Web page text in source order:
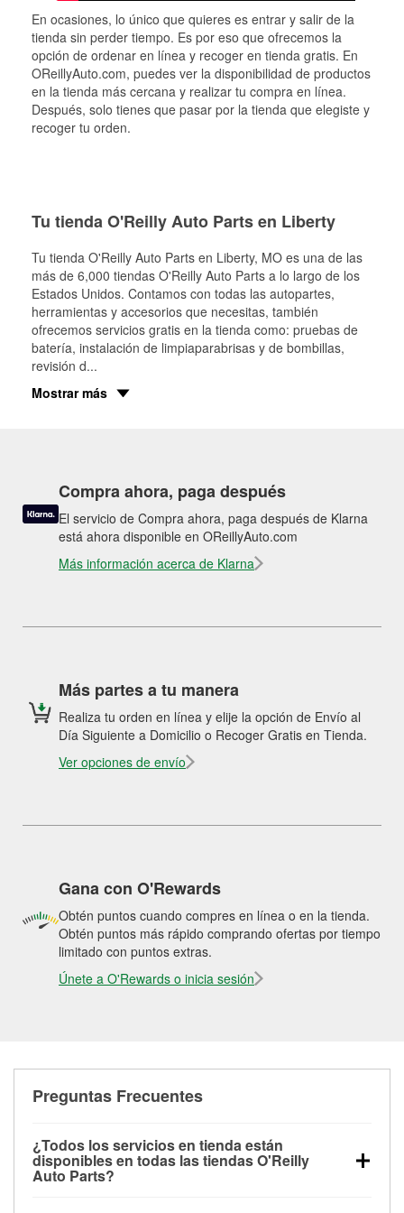
En ocasiones, lo único que quieres es entrar y salir de la
tienda sin perder tiempo. Es por eso que ofrecemos la
opción de ordenar en línea y recoger en tienda gratis. En
OReillyAuto.com, puedes ver la disponibilidad de productos
en la tienda más cercana y realizar tu compra en línea.
Después, solo tienes que pasar por la tienda que elegiste y
recoger tu orden.
Tu tienda O'Reilly Auto Parts en Liberty
Tu tienda O'Reilly Auto Parts en Liberty, MO es una de las
más de 6,000 tiendas O'Reilly Auto Parts a lo largo de los
Estados Unidos. Contamos con todas las autopartes,
herramientas y accesorios que necesitas, también
ofrecemos servicios gratis en la tienda como: pruebas de
batería, instalación de limpiaparabrisas y de bombillas,
revisión d...
Mostrar más
Compra ahora, paga después
El servicio de Compra ahora, paga después de Klarna
está ahora disponible en OReillyAuto.com
Más información acerca de Klarna
Más partes a tu manera
Realiza tu orden en línea y elije la opción de Envío al
Día Siguiente a Domicilio o Recoger Gratis en Tienda.
Ver opciones de envío
Gana con O'Rewards
Obtén puntos cuando compres en línea o en la tienda.
Obtén puntos más rápido comprando ofertas por tiempo
limitado con puntos extras.
Únete a O'Rewards o inicia sesión
Preguntas Frecuentes
¿Todos los servicios en tienda están
disponibles en todas las tiendas O'Reilly
Auto Parts?